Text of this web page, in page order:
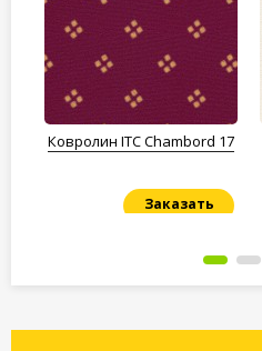
Ковролин ITC Chambord 17
Заказать